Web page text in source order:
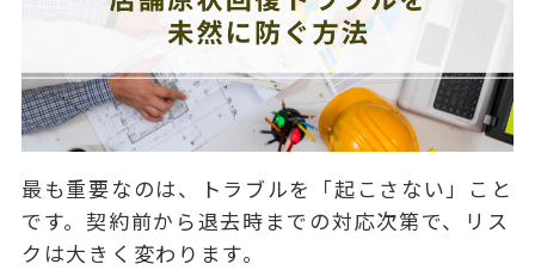
最も重要なのは、トラブルを「起こさない」こと
です。契約前から退去時までの対応次第で、リス
クは大きく変わります。